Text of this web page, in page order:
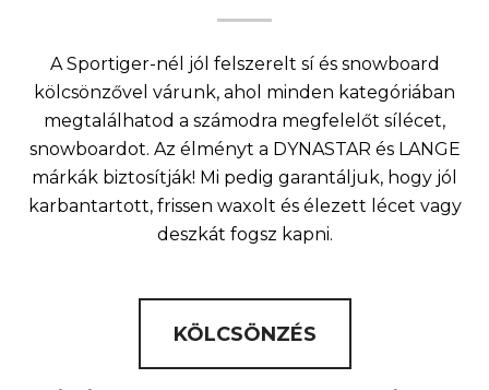
A Sportiger-nél jól felszerelt sí és snowboard
kölcsönzővel várunk, ahol minden kategóriában
megtalálhatod a számodra megfelelőt sílécet,
snowboardot. Az élményt a DYNASTAR és LANGE
márkák biztosítják! Mi pedig garantáljuk, hogy jól
karbantartott, frissen waxolt és élezett lécet vagy
deszkát fogsz kapni.
KÖLCSÖNZÉS